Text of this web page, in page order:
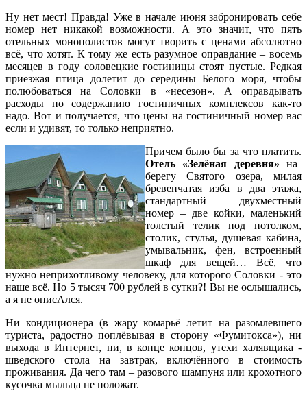
Ну нет мест! Правда! Уже в начале июня забронировать себе
номер нет никакой возможности. А это значит, что пять
отельных монополистов могут творить с ценами абсолютно
всё, что хотят. К тому же есть разумное оправдание – восемь
месяцев в году соловецкие гостиницы стоят пустые. Редкая
приезжая птица долетит до середины Белого моря, чтобы
полюбоваться на Соловки в «несезон». А оправдывать
расходы по содержанию гостиничных комплексов как-то
надо. Вот и получается, что цены на гостиничный номер вас
если и удивят, то только неприятно.
Причем было бы за что платить.
Отель «Зелёная деревня» на
берегу Святого озера, милая
бревенчатая изба в два этажа,
стандартный двухместный
номер – две койки, маленький
толстый телик под потолком,
столик, стулья, душевая кабина,
умывальник, фен, встроенный
шкаф для вещей… Всё, что
нужно неприхотливому человеку, для которого Соловки - это
наше всё. Но 5 тысяч 700 рублей в сутки?! Вы не ослышались,
а я не описАлся.
Ни кондиционера (в жару комарьё летит на разомлевшего
туриста, радостно поплёвывая в сторону «Фумитокса»), ни
выхода в Интернет, ни, в конце концов, утехи халявщика -
шведского стола на завтрак, включённого в стоимость
проживания. Да чего там – разового шампуня или крохотного
кусочка мыльца не положат.